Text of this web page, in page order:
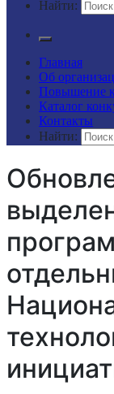
Найти:
Главная
Об
Повышение
Каталог
Контакты
Найти: